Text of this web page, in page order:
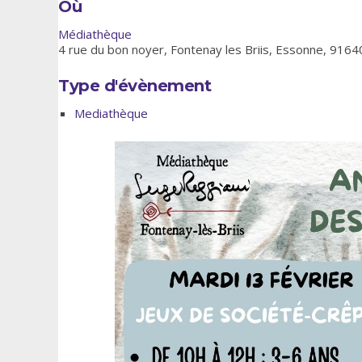
Où
Médiathèque
4 rue du bon noyer, Fontenay les Briis, Essonne,
Type d'évènement
Mediathèque